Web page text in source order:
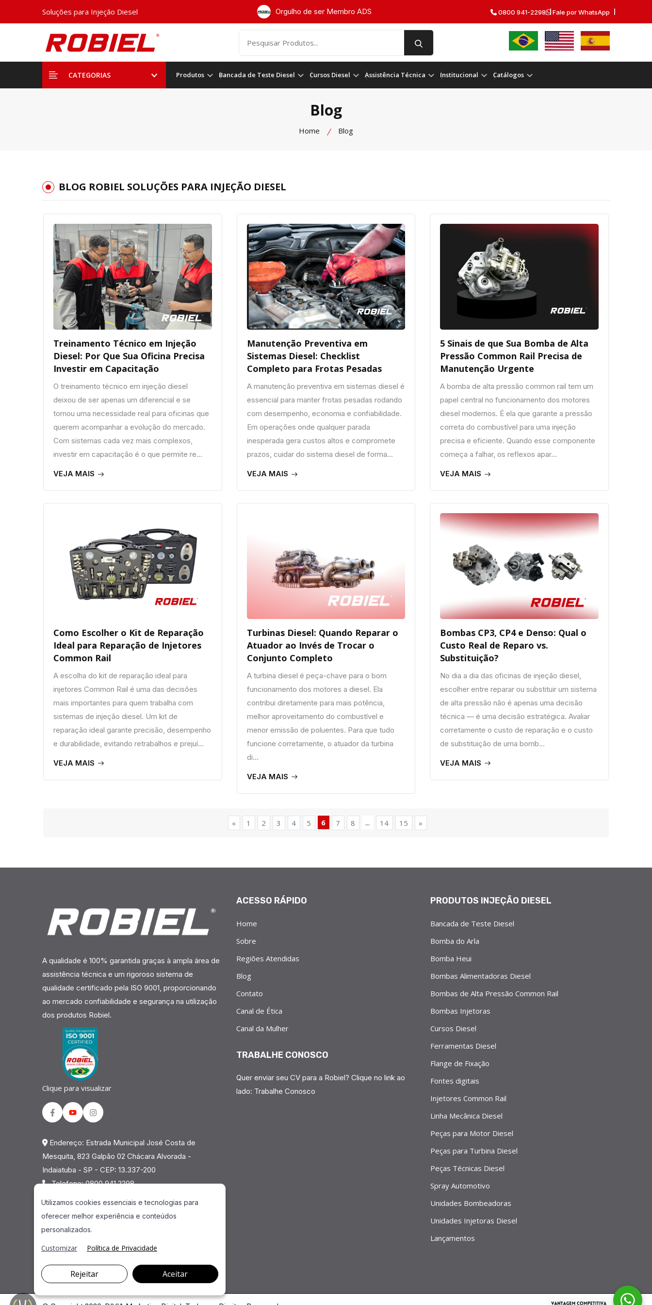
Soluções para Injeção Diesel Orgulho de ser Membro ADS 0800 941-2298 Fale por WhatsApp
CATEGORIAS Produtos Bancada de Teste Diesel Cursos Diesel Assistência Técnica Institucional Catálogos
Blog
Home Blog
BLOG ROBIEL SOLUÇÕES PARA INJEÇÃO DIESEL
Treinamento Técnico em Injeção
Diesel: Por Que Sua Oficina Precisa
Investir em Capacitação
O treinamento técnico em injeção diesel
deixou de ser apenas um diferencial e se
tornou uma necessidade real para oficinas que
querem acompanhar a evolução do mercado.
Com sistemas cada vez mais complexos,
investir em capacitação é o que permite re...
VEJA MAIS
Manutenção Preventiva em
Sistemas Diesel: Checklist
Completo para Frotas Pesadas
A manutenção preventiva em sistemas diesel é
essencial para manter frotas pesadas rodando
com desempenho, economia e confiabilidade.
Em operações onde qualquer parada
inesperada gera custos altos e compromete
prazos, cuidar do sistema diesel de forma...
VEJA MAIS
5 Sinais de que Sua Bomba de Alta
Pressão Common Rail Precisa de
Manutenção Urgente
A bomba de alta pressão common rail tem um
papel central no funcionamento dos motores
diesel modernos. É ela que garante a pressão
correta do combustível para uma injeção
precisa e eficiente. Quando esse componente
começa a falhar, os reflexos apar...
VEJA MAIS
Como Escolher o Kit de Reparação
Ideal para Reparação de Injetores
Common Rail
A escolha do kit de reparação ideal para
injetores Common Rail é uma das decisões
mais importantes para quem trabalha com
sistemas de injeção diesel. Um kit de
reparação ideal garante precisão, desempenho
e durabilidade, evitando retrabalhos e prejuí...
VEJA MAIS
Turbinas Diesel: Quando Reparar o
Atuador ao Invés de Trocar o
Conjunto Completo
A turbina diesel é peça-chave para o bom
funcionamento dos motores a diesel. Ela
contribui diretamente para mais potência,
melhor aproveitamento do combustível e
menor emissão de poluentes. Para que tudo
funcione corretamente, o atuador da turbina
di...
VEJA MAIS
Bombas CP3, CP4 e Denso: Qual o
Custo Real de Reparo vs.
Substituição?
No dia a dia das oficinas de injeção diesel,
escolher entre reparar ou substituir um sistema
de alta pressão não é apenas uma decisão
técnica — é uma decisão estratégica. Avaliar
corretamente o custo de reparação e o custo
de substituição de uma bomb...
VEJA MAIS
« 1 2 3 4 5 6 7 8 ... 14 15 »
A qualidade é 100% garantida graças à ampla área de
assistência técnica e um rigoroso sistema de
qualidade certificado pela ISO 9001, proporcionando
ao mercado confiabilidade e segurança na utilização
dos produtos Robiel.
Clique para visualizar
FacebookYoutubeInstagram
Endereço: Estrada Municipal José Costa de
Mesquita, 823 Galpão 02 Chácara Alvorada -
Indaiatuba - SP - CEP: 13.337-200
Telefone: 0800 941 2298
ACESSO RÁPIDO
Home
Sobre
Regiões Atendidas
Blog
Contato
Canal de Ética
Canal da Mulher
TRABALHE CONOSCO
Quer enviar seu CV para a Robiel? Clique no link ao
lado: Trabalhe Conosco
PRODUTOS INJEÇÃO DIESEL
Bancada de Teste Diesel
Bomba do Arla
Bomba Heui
Bombas Alimentadoras Diesel
Bombas de Alta Pressão Common Rail
Bombas Injetoras
Cursos Diesel
Ferramentas Diesel
Flange de Fixação
Fontes digitais
Injetores Common Rail
Linha Mecânica Diesel
Peças para Motor Diesel
Peças para Turbina Diesel
Peças Técnicas Diesel
Spray Automotivo
Unidades Bombeadoras
Unidades Injetoras Diesel
Lançamentos
Utilizamos cookies essenciais e tecnologias para
oferecer melhor experiência e conteúdos
personalizados.
Customizar Política de Privacidade
Rejeitar Aceitar